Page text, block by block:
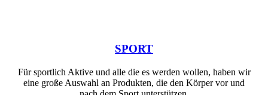
SPORT
Für sportlich Aktive und alle die es werden wollen, haben wir
eine große Auswahl an Produkten, die den Körper vor und